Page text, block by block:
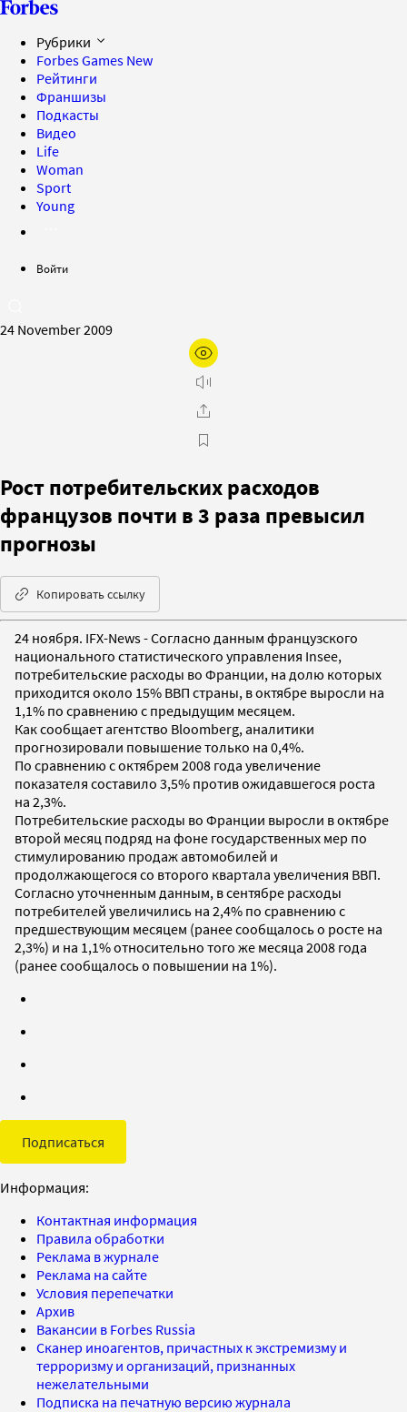
Рубрики
Forbes Games New
Рейтинги
Франшизы
Подкасты
Видео
Life
Woman
Sport
Young
Войти
24 November 2009
Рост потребительских расходов
французов почти в 3 раза превысил
прогнозы
Копировать ссылку
24 ноября. IFX-News - Согласно данным французского
национального статистического управления Insee,
потребительские расходы во Франции, на долю которых
приходится около 15% ВВП страны, в октябре выросли на
1,1% по сравнению с предыдущим месяцем.
Как сообщает агентство Bloomberg, аналитики
прогнозировали повышение только на 0,4%.
По сравнению с октябрем 2008 года увеличение
показателя составило 3,5% против ожидавшегося роста
на 2,3%.
Потребительские расходы во Франции выросли в октябре
второй месяц подряд на фоне государственных мер по
стимулированию продаж автомобилей и
продолжающегося со второго квартала увеличения ВВП.
Согласно уточненным данным, в сентябре расходы
потребителей увеличились на 2,4% по сравнению с
предшествующим месяцем (ранее сообщалось о росте на
2,3%) и на 1,1% относительно того же месяца 2008 года
(ранее сообщалось о повышении на 1%).
Подписаться
Информация:
Контактная информация
Правила обработки
Реклама в журнале
Реклама на сайте
Условия перепечатки
Архив
Вакансии в Forbes Russia
Сканер иноагентов, причастных к экстремизму и
терроризму и организаций, признанных
нежелательными
Подписка на печатную версию журнала